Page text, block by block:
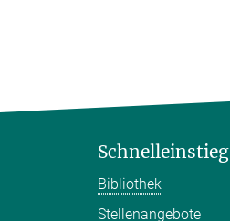
Schnelleinstieg
Bibliothek
Stellenangebote